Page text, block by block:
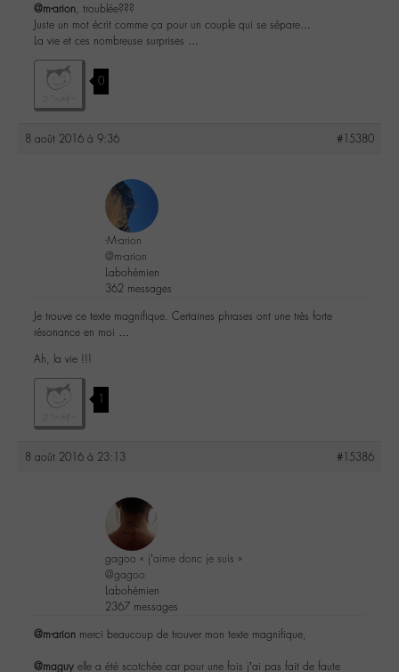
@m-arion , troublée???
Juste un mot écrit comme ça pour un couple qui se sépare…
La vie et ces nombreuse surprises …
0
8 août 2016 à 9:36 #15380
-M-arion
@m-arion
Labohémien
362 messages
Je trouve ce texte magnifique. Certaines phrases ont une très forte
résonance en moi …
Ah, la vie !!!
1
8 août 2016 à 23:13 #15386
gagoo « j’aime donc je suis »
@gagoo
Labohémien
2367 messages
@m-arion merci beaucoup de trouver mon texte magnifique,
@maguy elle a été scotchée car pour une fois j’ai pas fait de faute